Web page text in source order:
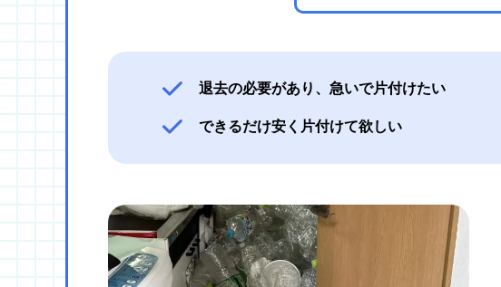
退去の必要があり、急いで片付けたい
できるだけ安く片付けて欲しい